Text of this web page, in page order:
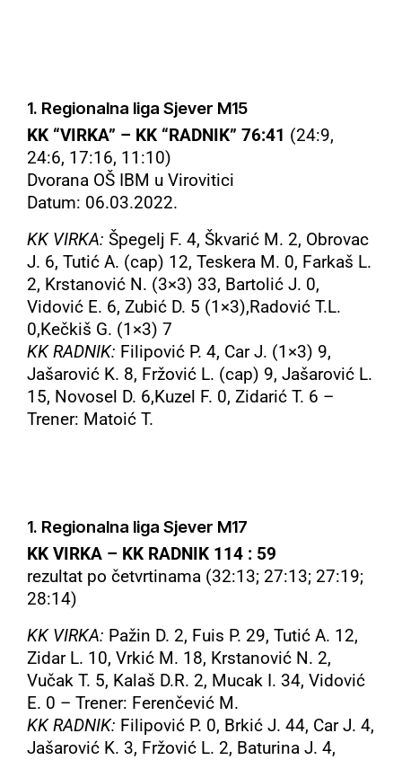
1. Regionalna liga Sjever M15
KK “VIRKA” – KK “RADNIK” 76:41 (24:9,
24:6, 17:16, 11:10)
Dvorana OŠ IBM u Virovitici
Datum: 06.03.2022.
KK VIRKA: Špegelj F. 4, Škvarić M. 2, Obrovac
J. 6, Tutić A. (cap) 12, Teskera M. 0, Farkaš L.
2, Krstanović N. (3×3) 33, Bartolić J. 0,
Vidović E. 6, Zubić D. 5 (1×3),Radović T.L.
0,Kečkiš G. (1×3) 7
KK RADNIK: Filipović P. 4, Car J. (1×3) 9,
Jašarović K. 8, Fržović L. (cap) 9, Jašarović L.
15, Novosel D. 6,Kuzel F. 0, Zidarić T. 6 –
Trener: Matoić T.
1. Regionalna liga Sjever M17
KK VIRKA – KK RADNIK 114 : 59
rezultat po četvrtinama (32:13; 27:13; 27:19;
28:14)
KK VIRKA: Pažin D. 2, Fuis P. 29, Tutić A. 12,
Zidar L. 10, Vrkić M. 18, Krstanović N. 2,
Vučak T. 5, Kalaš D.R. 2, Mucak I. 34, Vidović
E. 0 – Trener: Ferenčević M.
KK RADNIK: Filipović P. 0, Brkić J. 44, Car J. 4,
Jašarović K. 3, Fržović L. 2, Baturina J. 4,